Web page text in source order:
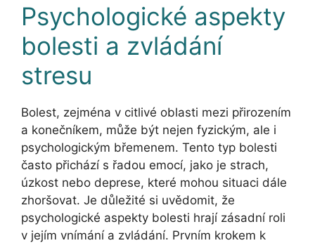
Psychologické aspekty
bolesti a zvládání
stresu
Bolest, zejména v citlivé oblasti mezi přirozením
a konečníkem, může být nejen fyzickým, ale i
psychologickým břemenem. Tento typ bolesti
často přichází s řadou emocí, jako je strach,
úzkost nebo deprese, které mohou situaci dále
zhoršovat. Je důležité si uvědomit, že
psychologické aspekty bolesti hrají zásadní roli
v jejím vnímání a zvládání. Prvním krokem k